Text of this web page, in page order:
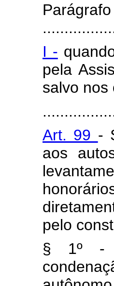
I -
pela
salvo nos
Art. 99 -
aos
pelo
§ 1º -